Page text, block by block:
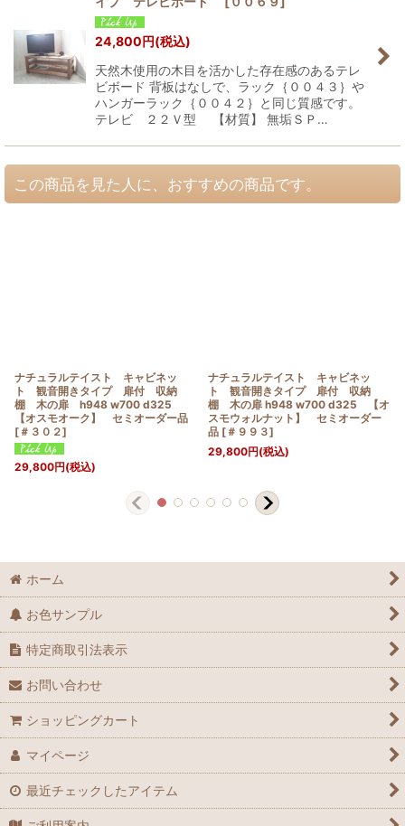
24,800円(税込)
天然木使用の木目を活かした存在感のあるテレ
ビボード 背板はなしで、ラック｛００４３｝や
ハンガーラック｛００４２｝と同じ質感です。
テレビ ２２Ｖ型 【材質】 無垢ＳＰ…
この商品を見た人に、おすすめの商品です。
ナチュラルテイスト キャビネッ
ト 観音開きタイプ 扉付 収納
棚 木の扉 h948 w700 d325
【オスモオーク】 セミオーダー品
[ ＃３０２]
29,800円(税込)
ナチュラルテイスト キャビネッ
ト 観音開きタイプ 扉付 収納
棚 木の扉 h948 w700 d325 【オ
スモウォルナット】 セミオーダー
品 [ ＃９９３]
29,800円(税込)
ホーム
お色サンプル
特定商取引法表示
お問い合わせ
ショッピングカート
マイページ
最近チェックしたアイテム